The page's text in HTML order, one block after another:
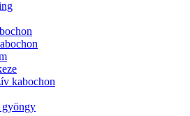
kabochon
gyöngy